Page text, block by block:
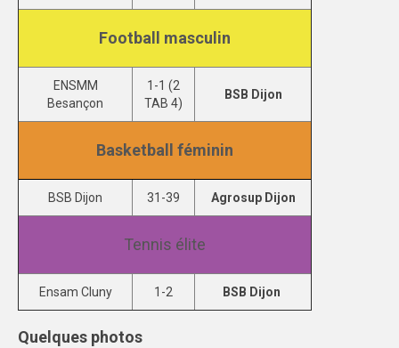
Football masculin
ENSMM
Besançon
1-1 (2
TAB 4)
BSB Dijon
Basketball féminin
BSB Dijon 31-39 Agrosup Dijon
Tennis élite
Ensam Cluny 1-2 BSB Dijon
Quelques photos